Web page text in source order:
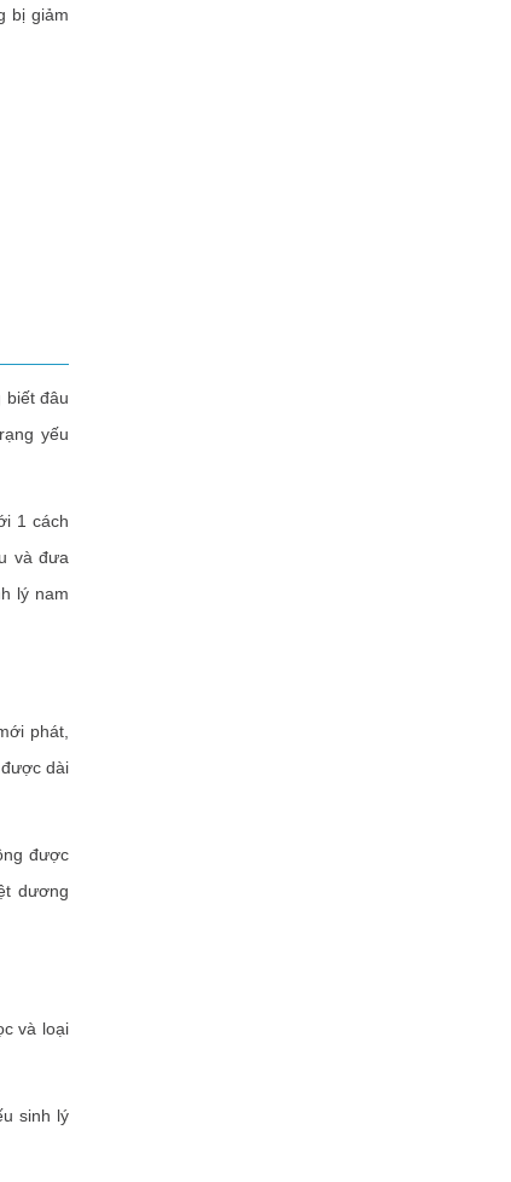
bị giảm
đâu
yếu
1 cách
và đưa
lý nam
phát,
dài
được
dương
và loại
sinh lý